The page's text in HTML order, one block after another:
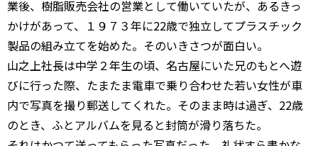
業後、樹脂販売会社の営業として働いていたが、あるきっ
かけがあって、１９７３年に22歳で独立してプラスチック
製品の組み立てを始めた。そのいきさつが面白い。
山之上社長は中学２年生の頃、名古屋にいた兄のもとへ遊
びに行った際、たまたま電車で乗り合わせた若い女性が車
内で写真を撮り郵送してくれた。そのまま時は過ぎ、22歳
のとき、ふとアルバムを見ると封筒が滑り落ちた。